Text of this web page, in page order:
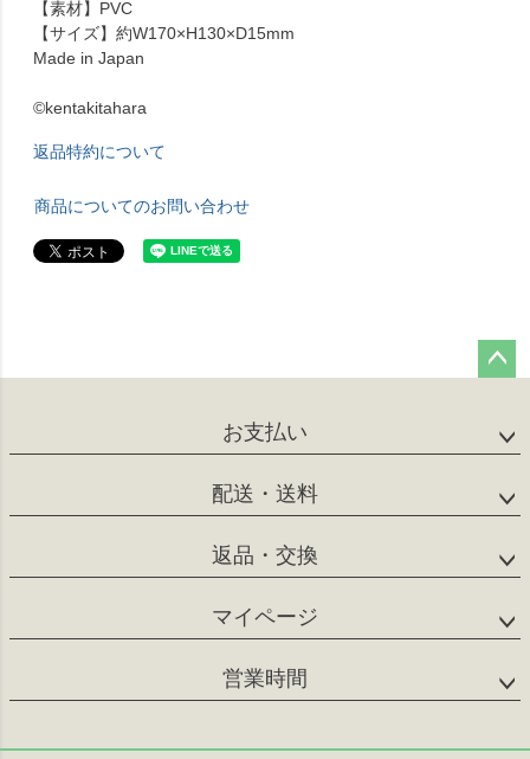
【素材】PVC
【サイズ】約W170×H130×D15mm
Made in Japan
©kentakitahara
返品特約について
商品についてのお問い合わせ
ップ
お支払い
配送・送料
返品・交換
マイページ
営業時間